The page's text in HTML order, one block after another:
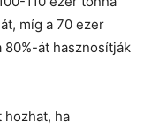
míg a 70 ezer
80%-át hasznosítják
ha